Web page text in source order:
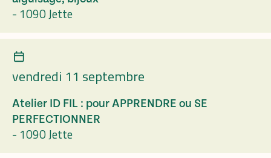
- 1090 Jette
vendredi 11 septembre
Atelier ID FIL : pour APPRENDRE ou SE
PERFECTIONNER
- 1090 Jette